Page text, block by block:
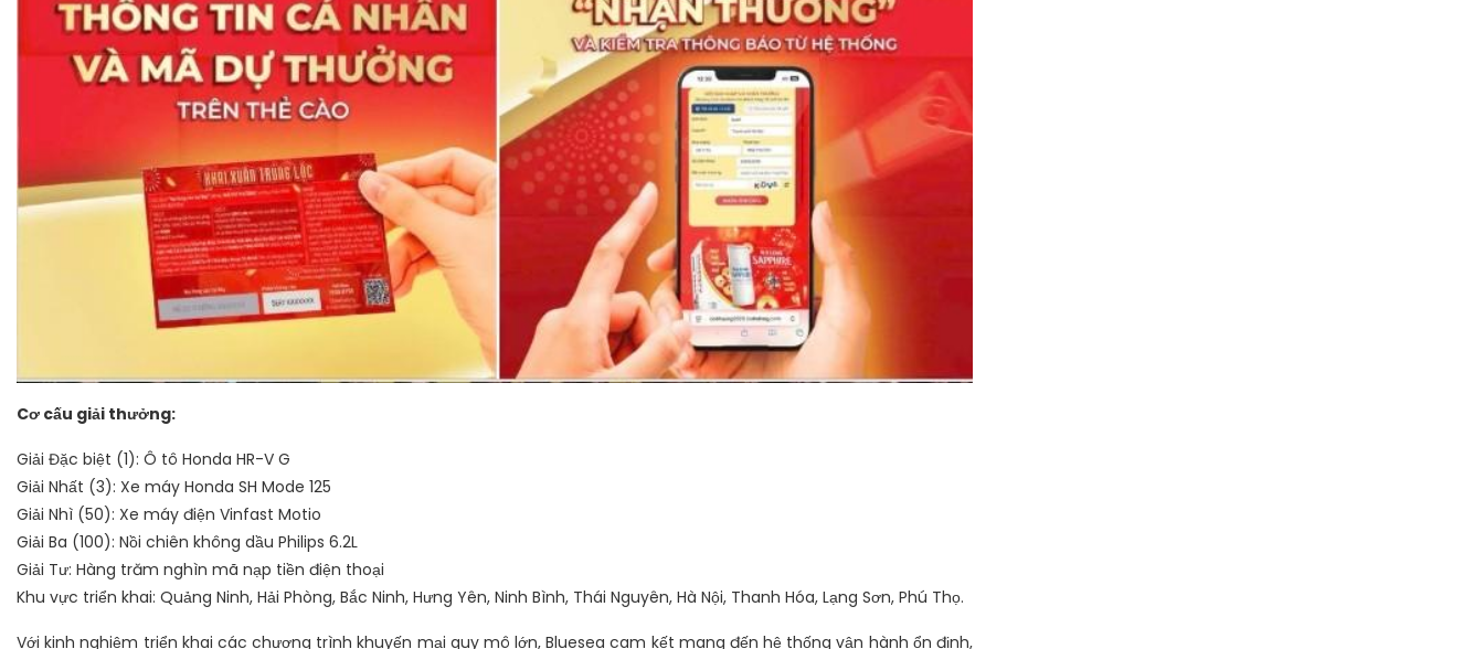
Cơ cấu giải thưởng:
Giải Đặc biệt (1): Ô tô Honda HR-V G
Giải Nhất (3): Xe máy Honda SH Mode 125
Giải Nhì (50): Xe máy điện Vinfast Motio
Giải Ba (100): Nồi chiên không dầu Philips 6.2L
Giải Tư: Hàng trăm nghìn mã nạp tiền điện thoại
Khu vực triển khai: Quảng Ninh, Hải Phòng, Bắc Ninh, Hưng Yên, Ninh Bình, Thái Nguyên, Hà Nội, Thanh Hóa, Lạng Sơn, Phú Thọ.
Với kinh nghiệm triển khai các chương trình khuyến mại quy mô lớn, Bluesea cam kết mang đến hệ thống vận hành ổn định,